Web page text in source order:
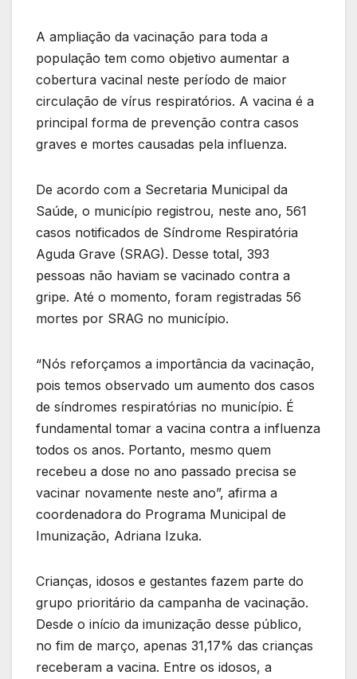
A ampliação da vacinação para toda a
população tem como objetivo aumentar a
cobertura vacinal neste período de maior
circulação de vírus respiratórios. A vacina é a
principal forma de prevenção contra casos
graves e mortes causadas pela influenza.
De acordo com a Secretaria Municipal da
Saúde, o município registrou, neste ano, 561
casos notificados de Síndrome Respiratória
Aguda Grave (SRAG). Desse total, 393
pessoas não haviam se vacinado contra a
gripe. Até o momento, foram registradas 56
mortes por SRAG no município.
“Nós reforçamos a importância da vacinação,
pois temos observado um aumento dos casos
de síndromes respiratórias no município. É
fundamental tomar a vacina contra a influenza
todos os anos. Portanto, mesmo quem
recebeu a dose no ano passado precisa se
vacinar novamente neste ano”, afirma a
coordenadora do Programa Municipal de
Imunização, Adriana Izuka.
Crianças, idosos e gestantes fazem parte do
grupo prioritário da campanha de vacinação.
Desde o início da imunização desse público,
no fim de março, apenas 31,17% das crianças
receberam a vacina. Entre os idosos, a